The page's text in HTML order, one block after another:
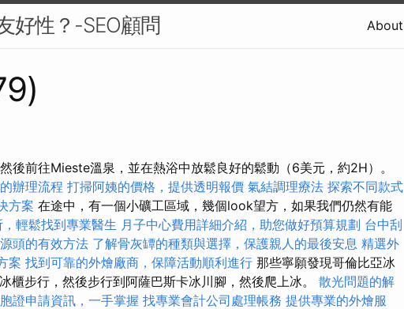
好性？-SEO顧問 About
後前往Mieste溫泉，並在熱浴中放鬆良好的鬆動（6美元，約2H）。
辦理流程 打掃阿姨的價格，提供透明報價 氣結調理療法 探索不同款式
方案 在途中，有一個小礦工區域，幾個look望方，如果我們仍然有能
輕鬆找到專業醫生 月子中心費用詳細介紹，助您做好預算規劃 台中刮
頭的有效方法 了解骨灰罈的種類與選擇，保護親人的最後安息 精選外
案 找到可靠的外燴廠商，保障活動順利進行 那些寧願發現哥倫比亞冰
櫃步行，然後步行到阿薩巴斯卡冰川腳，然後爬上冰。 散光問題的解
證申請資訊，一手掌握 找專業會計公司處理帳務 提供專業的外燴服